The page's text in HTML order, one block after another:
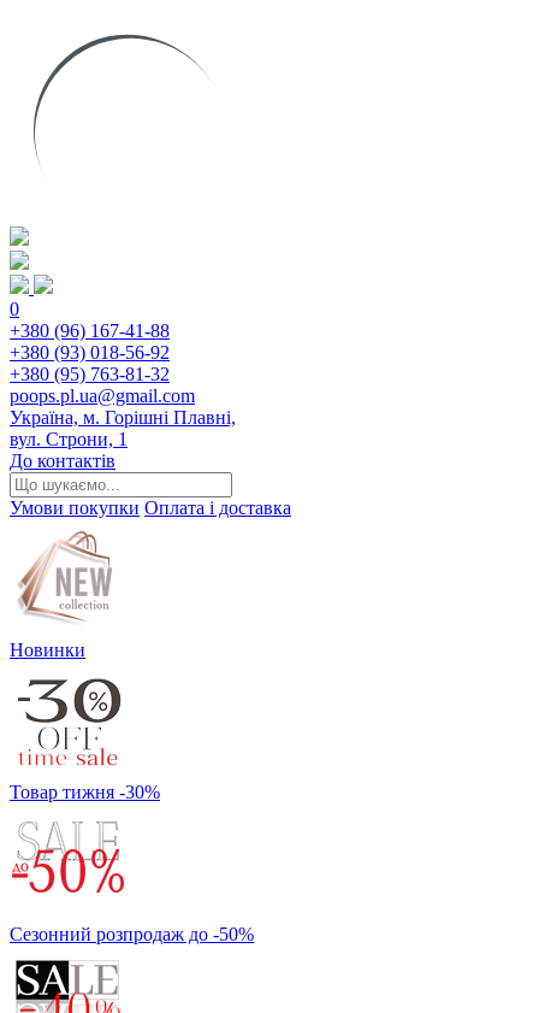
0
+380 (96) 167-41-88
+380 (93) 018-56-92
+380 (95) 763-81-32
poops.pl.ua@gmail.com
Україна, м. Горішні Плавні,
вул. Строни, 1
До контактів
Умови покупки Оплата і доставка
Новинки
Товар тижня -30%
Сезонний розпродаж до -50%